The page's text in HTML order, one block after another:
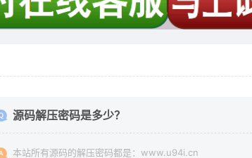
源码解压密码是多少？
本站所有源码的解压密码都是：www.u94i.cn